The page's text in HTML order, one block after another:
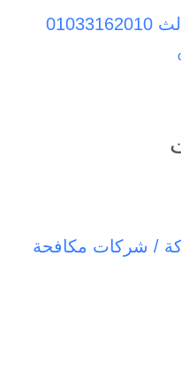
التجمع الثالث 01033162010
/ شركات مكافحة